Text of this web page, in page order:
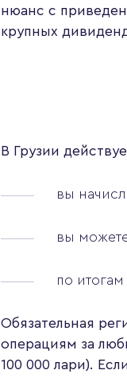
нюанс с
крупных
В Грузии
вы
вы
по
Обязательная
операциям за
100 000 лари).